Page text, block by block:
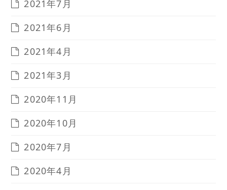
2021年7月
2021年6月
2021年4月
2021年3月
2020年11月
2020年10月
2020年7月
2020年4月